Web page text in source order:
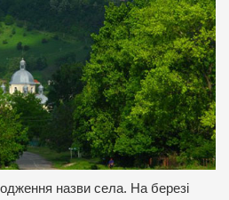
назви села. На березі